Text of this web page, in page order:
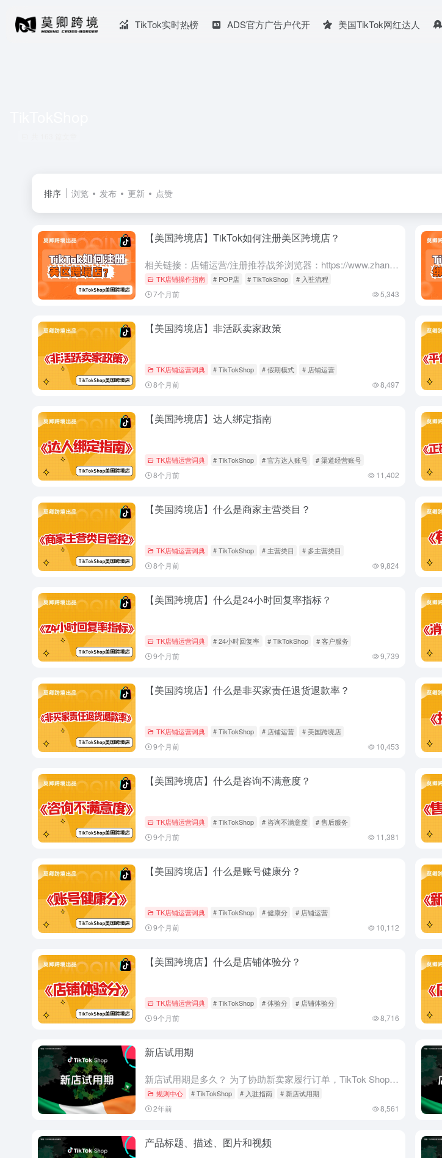
TikTok实时热榜 ADS官方广告户代开 美国TikTok网红达人
排序 浏览 发布 更新 点赞
【美国跨境店】TikTok如何注册美区跨境店？
相关链接：店铺运营/注册推荐战斧浏览器：https://www.zhanfubrowser.com/register?code=2052TikTokshop美国跨境店注册链接：https://sell...
TK店铺操作指南 # POP店 # TikTokShop # 入驻流程
7个月前 5,343
【美国跨境店】非活跃卖家政策
TK店铺运营词典 # TikTokShop # 假期模式 # 店铺运营
8个月前 8,497
【美国跨境店】达人绑定指南
TK店铺运营词典 # TikTokShop # 官方达人账号 # 渠道经营账号
8个月前 11,402
【美国跨境店】什么是商家主营类目？
TK店铺运营词典 # TikTokShop # 主营类目 # 多主营类目
8个月前 9,824
【美国跨境店】什么是24小时回复率指标？
TK店铺运营词典 # 24小时回复率 # TikTokShop # 客户服务
9个月前 9,739
【美国跨境店】什么是非买家责任退货退款率？
TK店铺运营词典 # TikTokShop # 店铺运营 # 美国跨境店
9个月前 10,453
【美国跨境店】什么是咨询不满意度？
TK店铺运营词典 # TikTokShop # 咨询不满意度 # 售后服务
9个月前 11,381
【美国跨境店】什么是账号健康分？
TK店铺运营词典 # TikTokShop # 健康分 # 店铺运营
9个月前 10,112
【美国跨境店】什么是店铺体验分？
TK店铺运营词典 # TikTokShop # 体验分 # 店铺体验分
9个月前 8,716
新店试用期
新店试用期是多久？ 为了协助新卖家履行订单，TikTok Shop 上的 所有新店铺（包括个人和企业）都将接受试用期，试用期限制如下： 卖家可以接受的每日订单数量， 卖家每天可以上传的产品列表数量，以...
规则中心 # TikTokShop # 入驻指南 # 新店试用期
2年前 8,561
产品标题、描述、图片和视频